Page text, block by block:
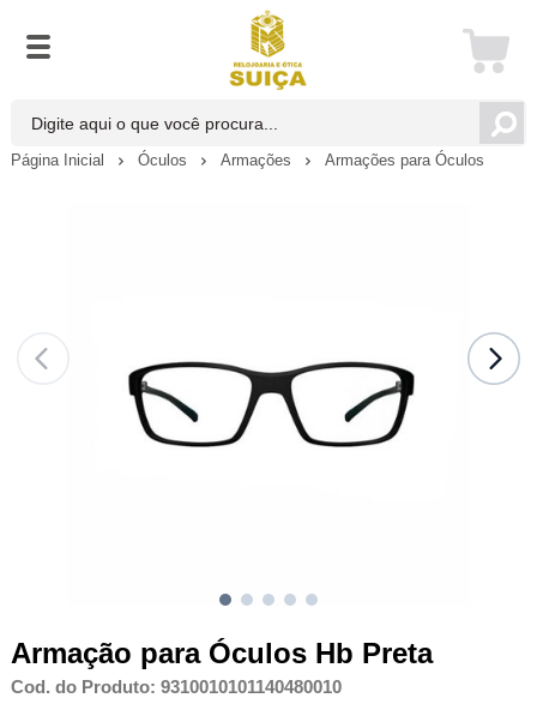
Página Inicial Óculos Armações Armações para Óculos
Armação para Óculos Hb Preta
Cod. do Produto: 9310010101140480010